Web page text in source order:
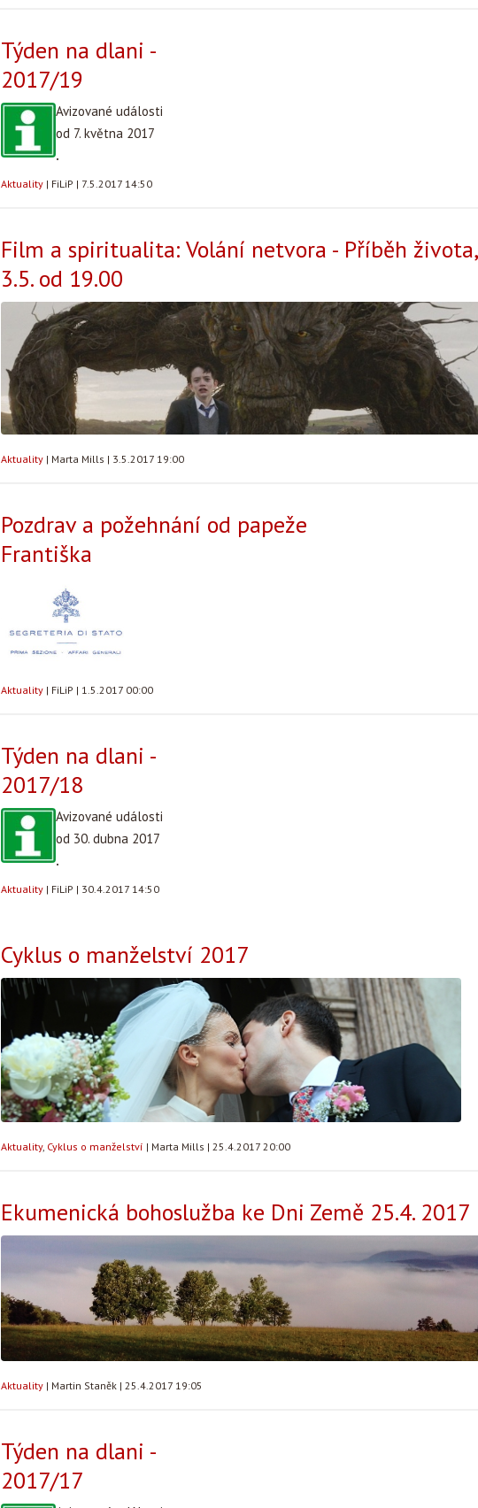
Týden na dlani -
2017/19
Avizované události
od 7. května 2017
.
Aktuality | FiLiP | 7.5.2017 14:50
Film a spiritualita: Volání netvora - Příběh života,
3.5. od 19.00
Aktuality | Marta Mills | 3.5.2017 19:00
Pozdrav a požehnání od papeže
Františka
Aktuality | FiLiP | 1.5.2017 00:00
Týden na dlani -
2017/18
Avizované události
od 30. dubna 2017
.
Aktuality | FiLiP | 30.4.2017 14:50
Cyklus o manželství 2017
Aktuality, Cyklus o manželství | Marta Mills | 25.4.2017 20:00
Ekumenická bohoslužba ke Dni Země 25.4. 2017
Aktuality | Martin Staněk | 25.4.2017 19:05
Týden na dlani -
2017/17